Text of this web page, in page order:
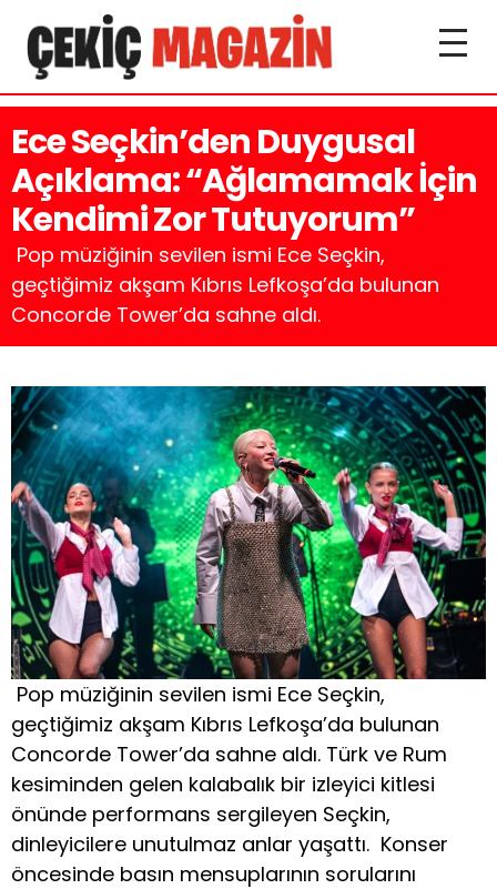
Ece Seçkin’den Duygusal
Açıklama: “Ağlamamak İçin
Kendimi Zor Tutuyorum”
Pop müziğinin sevilen ismi Ece Seçkin,
geçtiğimiz akşam Kıbrıs Lefkoşa’da bulunan
Concorde Tower’da sahne aldı.
Pop müziğinin sevilen ismi Ece Seçkin,
geçtiğimiz akşam Kıbrıs Lefkoşa’da bulunan
Concorde Tower’da sahne aldı. Türk ve Rum
kesiminden gelen kalabalık bir izleyici kitlesi
önünde performans sergileyen Seçkin,
dinleyicilere unutulmaz anlar yaşattı. Konser
öncesinde basın mensuplarının sorularını